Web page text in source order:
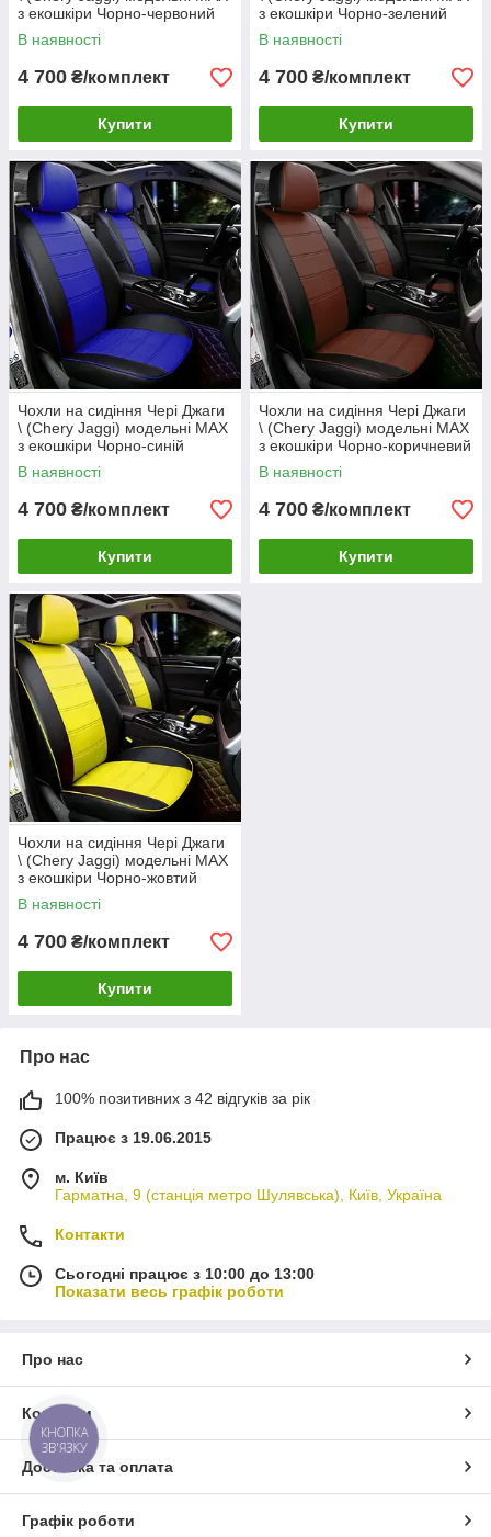
з екошкіри Чорно-червоний
В наявності
4 700 ₴/комплект
Купити
з екошкіри Чорно-зелений
В наявності
4 700 ₴/комплект
Купити
Чохли на сидіння Чері Джаги
\ (Chery Jaggi) модельні MAX
з екошкіри Чорно-синій
В наявності
4 700 ₴/комплект
Купити
Чохли на сидіння Чері Джаги
\ (Chery Jaggi) модельні MAX
з екошкіри Чорно-коричневий
В наявності
4 700 ₴/комплект
Купити
Чохли на сидіння Чері Джаги
\ (Chery Jaggi) модельні MAX
з екошкіри Чорно-жовтий
В наявності
4 700 ₴/комплект
Купити
Про нас
100% позитивних з 42 відгуків за рік
Працює з 19.06.2015
м. Київ
Гарматна, 9 (станція метро Шулявська), Київ, Україна
Контакти
Сьогодні працює з 10:00 до 13:00
Показати весь графік роботи
Про нас
Контакти
Доставка та оплата
Графік роботи
КНОПКА
ЗВ'ЯЗКУ